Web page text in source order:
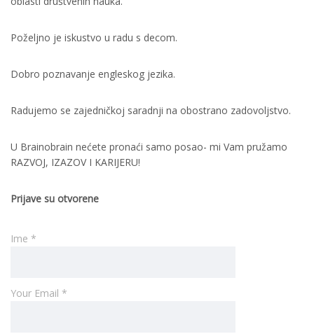
Poželjno je iskustvo u radu s decom.
Dobro poznavanje engleskog jezika.
Radujemo se zajedničkoj saradnji na obostrano zadovoljstvo.
U Brainobrain nećete pronaći samo posao- mi Vam pružamo
RAZVOJ, IZAZOV I KARIJERU!
Prijave su otvorene
Ime *
Your Email *